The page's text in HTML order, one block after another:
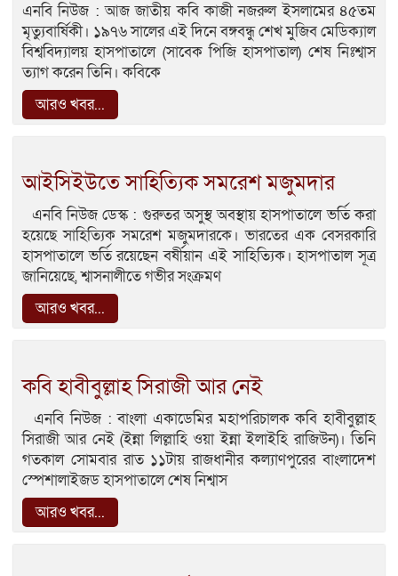
এনবি নিউজ : আজ জাতীয় কবি কাজী নজরুল ইসলামের ৪৫তম
মৃত্যুবার্ষিকী। ১৯৭৬ সালের এই দিনে বঙ্গবন্ধু শেখ মুজিব মেডিক্যাল
বিশ্ববিদ্যালয় হাসপাতালে (সাবেক পিজি হাসপাতাল) শেষ নিঃশ্বাস
ত্যাগ করেন তিনি। কবিকে
আরও খবর...
আইসিইউতে সাহিত্যিক সমরেশ মজুমদার
এনবি নিউজ ডেস্ক : গুরুতর অসুস্থ অবস্থায় হাসপাতালে ভর্তি করা
হয়েছে সাহিত্যিক সমরেশ মজুমদারকে। ভারতের এক বেসরকারি
হাসপাতালে ভর্তি রয়েছেন বর্ষীয়ান এই সাহিত্যিক। হাসপাতাল সূত্র
জানিয়েছে, শ্বাসনালীতে গভীর সংক্রমণ
আরও খবর...
কবি হাবীবুল্লাহ সিরাজী আর নেই
এনবি নিউজ : বাংলা একাডেমির মহাপরিচালক কবি হাবীবুল্লাহ
সিরাজী আর নেই (ইন্না লিল্লাহি ওয়া ইন্না ইলাইহি রাজিউন)। তিনি
গতকাল সোমবার রাত ১১টায় রাজধানীর কল্যাণপুরের বাংলাদেশ
স্পেশালাইজড হাসপাতালে শেষ নিশ্বাস
আরও খবর...